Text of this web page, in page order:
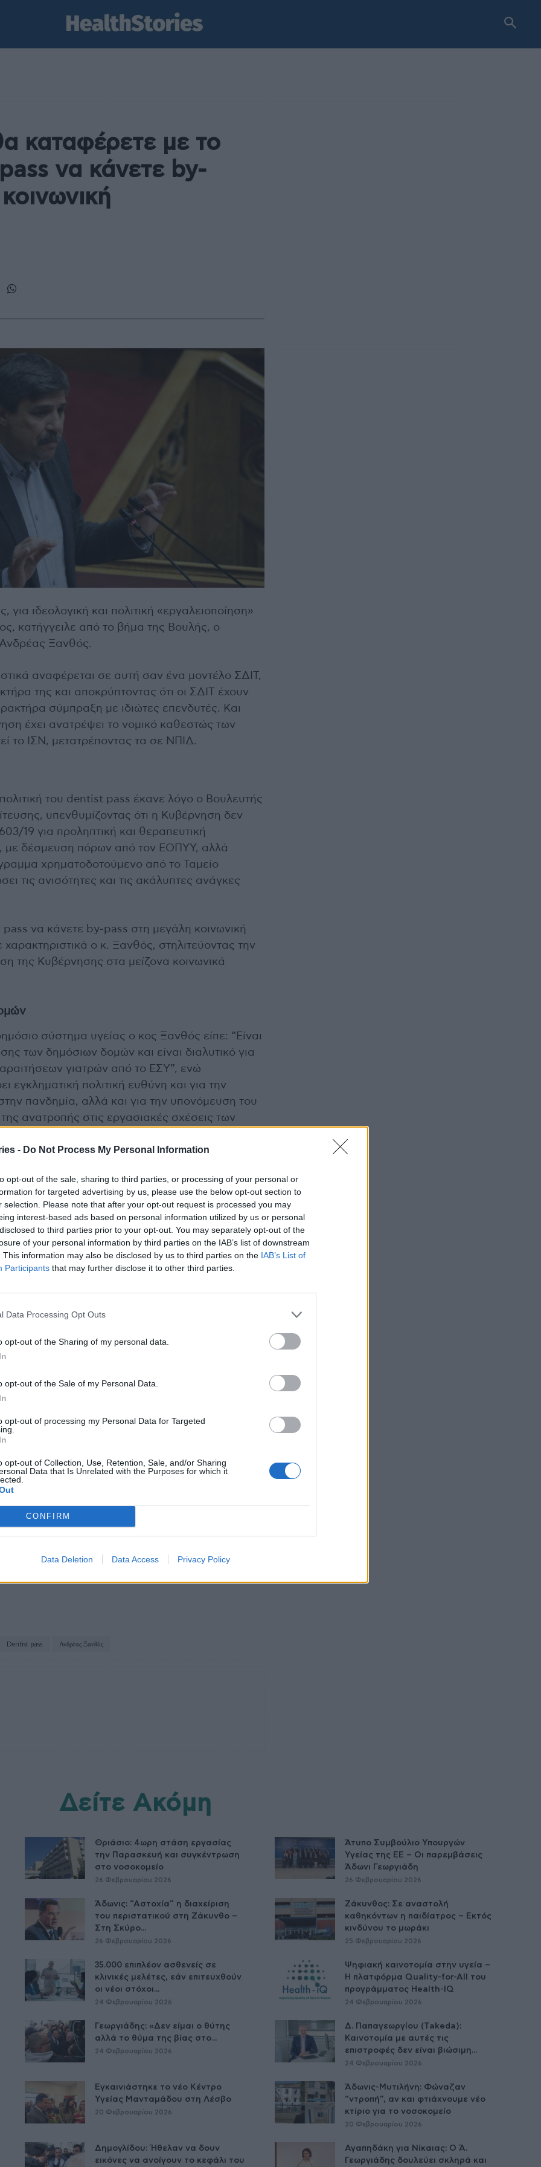
- Do Not Process My Personal Information
opt-out of the sale, sharing to third parties, or processing of your personal or
for targeted advertising by us, please use the below opt-out section to
selection. Please note that after your opt-out request is processed you may
interest-based ads based on personal information utilized by us or personal
to third parties prior to your opt-out. You may separately opt-out of the
of your personal information by third parties on the IAB’s list of downstream
This information may also be disclosed by us to third parties on the IAB’s List of
Participants that may further disclose it to other third parties.
Data Processing Opt Outs
opt-out of the Sharing of my personal data.
opt-out of the Sale of my Personal Data.
opt-out of processing my Personal Data for Targeted
opt-out of Collection, Use, Retention, Sale, and/or Sharing
Data that Is Unrelated with the Purposes for which it
CONFIRM
Data Deletion Data Access Privacy Policy
καταφέρετε με το
να κάνετε by-
για ιδεολογική και πολιτική «εργαλειοποίηση»
κατήγγειλε από το βήμα της Βουλής, ο
Ανδρέας Ξανθός.
αναφέρεται σε αυτή σαν ένα μοντέλο ΣΔΙΤ,
της και αποκρύπτοντας ότι οι ΣΔΙΤ έχουν
σύμπραξη με ιδιώτες επενδυτές. Και
έχει ανατρέψει το νομικό καθεστώς των
το ΙΣΝ, μετατρέποντας τα σε ΝΠΙΔ.
του dentist pass έκανε λόγο ο Βουλευτής
υπενθυμίζοντας ότι η Κυβέρνηση δεν
19 για προληπτική και θεραπευτική
με δέσμευση πόρων από τον ΕΟΠΥΥ, αλλά
χρηματοδοτούμενο από το Ταμείο
τις ανισότητες και τις ακάλυπτες ανάγκες
να κάνετε by-pass στη μεγάλη κοινωνική
ο κ. Ξανθός, στηλιτεύοντας την
της Κυβέρνησης στα μείζονα κοινωνικά
σύστημα υγείας ο κος Ξανθός είπε: “Είναι
των δημόσιων δομών και είναι διαλυτικό για
γιατρών από το ΕΣΥ”, ενώ
εγκληματική πολιτική ευθύνη και για την
πανδημία, αλλά και για την υπονόμευση του
ανατροπής στις εργασιακές σχέσεις των
κατάρρευσης στο σύστημα υγείας, ο κος
του στο Κέντρο Υγείας Ζωγράφου και
επί τόπου τα οξυμένα προβλήματα των
και το μη διαχειρίσιμο φόρτο
νοσοκομείων, ο οποίος θα μπορούσε να
αυτή την περίοδο σε 24ωρη εφημερία κάποια ΚΥ
σύστημα εξουσίας το οποίο είναι επικίνδυνο
της ελληνικής κοινωνίας αλλά και για το
στο κλείσιμο της ομιλίας του στην Βουλή ο
ένα πολιτικό σκηνικό και απροκάλυπτης
χουντοβασιλικές δυνάμεις, με
αναφορά του Γ. Καρατζαφέρη στον
και η χειραγώγηση των πολιτών δεν θα
στην εισήγησή του ο ο τομεάρχης Υγείας
Θ. Πλεύρης για ελλείψεις φαρμάκων, ράντζα και
στην Ευρώπη στους σκληρούς δείκτες της
Dentist pass Ανδρέας Ξανθός
Δείτε Ακόμη
Θριάσιο: 4ωρη στάση εργασίας
την Παρασκευή και συγκέντρωση
στο νοσοκομείο
26 Φεβρουαρίου 2026
Άτυπο Συμβούλιο Υπουργών
Υγείας της ΕE – Οι παρεμβάσεις
Άδωνι Γεωργιάδη
26 Φεβρουαρίου 2026
Άδωνις: “Αστοχία” η διαχείριση
του περιστατικού στη Ζάκυνθο –
Στη Σκύρο...
26 Φεβρουαρίου 2026
Ζάκυνθος: Σε αναστολή
καθηκόντων η παιδίατρος – Εκτός
κινδύνου το μωράκι
25 Φεβρουαρίου 2026
35.000 επιπλέον ασθενείς σε
κλινικές μελέτες, εάν επιτευχθούν
οι νέοι στόχοι...
24 Φεβρουαρίου 2026
Ψηφιακή καινοτομία στην υγεία –
H πλατφόρμα Quality-for-All του
προγράμματος Health-IQ
24 Φεβρουαρίου 2026
Γεωργιάδης: «Δεν είμαι ο θύτης
αλλά το θύμα της βίας στο...
24 Φεβρουαρίου 2026
Δ. Παπαγεωργίου (Takeda):
Καινοτομία με αυτές τις
επιστροφές δεν είναι βιώσιμη...
24 Φεβρουαρίου 2026
Εγκαινιάστηκε το νέο Κέντρο
Υγείας Μανταμάδου στη Λέσβο
20 Φεβρουαρίου 2026
Άδωνις-Μυτιλήνη: Φώναζαν
“ντροπή”, αν και φτιάχνουμε νέο
κτίριο για το νοσοκομείο
20 Φεβρουαρίου 2026
Δημογλίδου: Ήθελαν να δουν
εικόνες να ανοίγουν το κεφάλι του
Αγαπηδάκη για Νίκαιας: Ο Ά.
Γεωργιάδης δουλεύει σκληρά και